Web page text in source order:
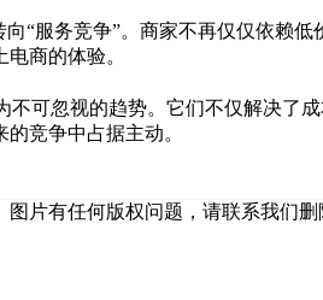
“服务竞争”。商家不再仅仅依赖
商的体验。
不可忽视的趋势。它们不仅解决了
竞争中占据主动。
片有任何版权问题，请联系我们删